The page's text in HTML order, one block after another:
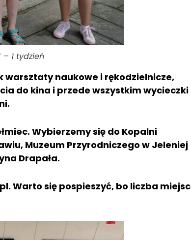
1 tydzień
naukowe i rękodzielnicze,
do kina i przede wszystkim wycieczki
Wybierzemy się do Kopalni
Muzeum Przyrodniczego w Jeleniej
Drapała.
Warto się pospieszyć, bo liczba miejsc